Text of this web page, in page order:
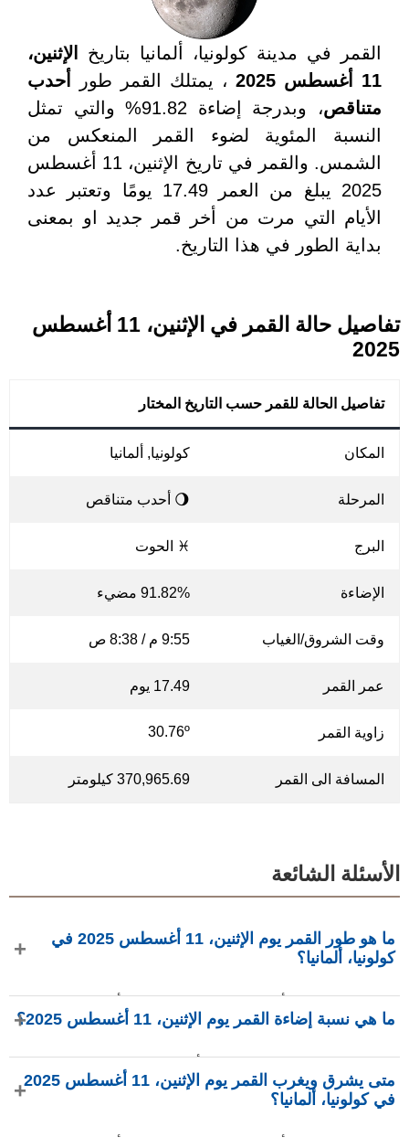
القمر في مدينة كولونيا، ألمانيا بتاريخ
الإثنين،
11 أغسطس 2025
، يمتلك القمر طور
أحدب
متناقص
، وبدرجة إضاءة 91.82% والتي تمثل
النسبة المئوية لضوء القمر المنعكس من
الشمس. والقمر في تاريخ الإثنين، 11 أغسطس
2025 يبلغ من العمر 17.49 يومًا وتعتبر عدد
الأيام التي مرت من أخر قمر جديد او بمعنى
بداية الطور في هذا التاريخ.
تفاصيل حالة القمر في الإثنين، 11 أغسطس
2025
تفاصيل الحالة للقمر حسب التاريخ المختار
المكان كولونيا, ألمانيا
المرحلة 🌖 أحدب متناقص
البرج ♓ الحوت
الإضاءة 91.82% مضيء
وقت الشروق/الغياب 9:55 م / 8:38 ص
عمر القمر 17.49 يوم
زاوية القمر 30.76º
المسافة الى القمر 370,965.69 كيلومتر
الأسئلة الشائعة
ما هو طور القمر يوم الإثنين، 11 أغسطس 2025 في
كولونيا، ألمانيا؟
طور أحدب متناقص بإضاءة 91.82%، عمره 17.49 يومًا، ويقع في
ما هي نسبة إضاءة القمر يوم الإثنين، 11 أغسطس 2025؟
وفقًا لـ phasesmoon.com.
متى يشرق ويغرب القمر يوم الإثنين، 11 أغسطس 2025
في كولونيا، ألمانيا؟